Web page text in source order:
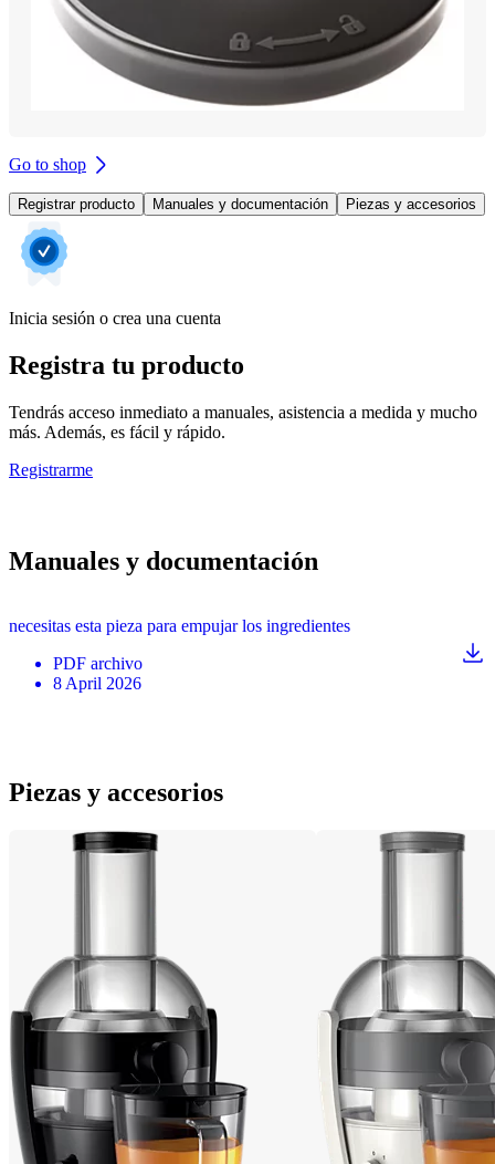
Go to shop
Registrar producto Manuales y documentación Piezas y accesorios
Inicia sesión o crea una cuenta
Registra tu producto
Tendrás acceso inmediato a manuales, asistencia a medida y mucho
más. Además, es fácil y rápido.
Registrarme
Manuales y documentación
necesitas esta pieza para empujar los ingredientes
PDF archivo
8 April 2026
Piezas y accesorios